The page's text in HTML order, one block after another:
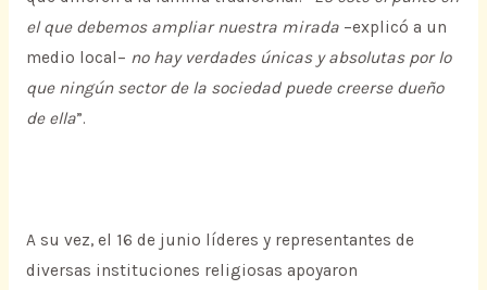
el que debemos ampliar nuestra mirada–explicó a un
medio local– no hay verdades únicas y absolutas por lo
que ningún sector de la sociedad puede creerse dueño
de ella”.
A su vez, el 16 de junio líderes y representantes de
diversas instituciones religiosas apoyaron